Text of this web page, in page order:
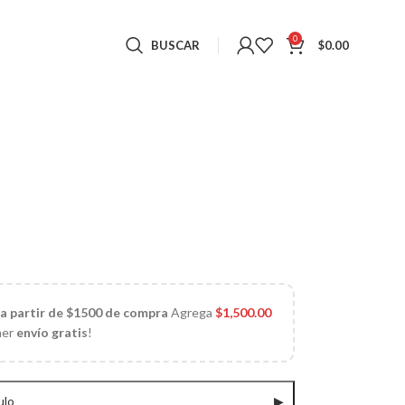
BUSCAR 0 $0.00
partir de $1500 de compra Agrega$1,500.00
envío gratis!
▶